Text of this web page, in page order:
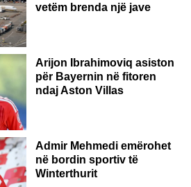
vetëm brenda një jave
Arijon Ibrahimoviq asiston
për Bayernin në fitoren
ndaj Aston Villas
Admir Mehmedi emërohet
në bordin sportiv të
Winterthurit